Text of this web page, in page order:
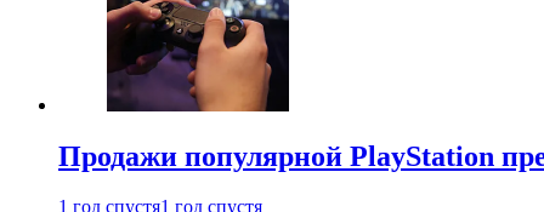
Продажи популярной PlayStation
1 год спустя1 год спустя